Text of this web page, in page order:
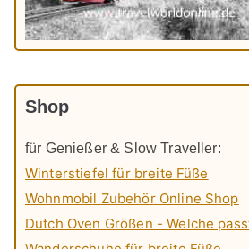
Shop
für Genießer & Slow Traveller:
Winterstiefel für breite Füße
Wohnmobil Zubehör Online Shop
Dutch Oven Größen - Welche